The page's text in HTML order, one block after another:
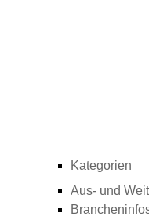
Kategorien
Aus- und